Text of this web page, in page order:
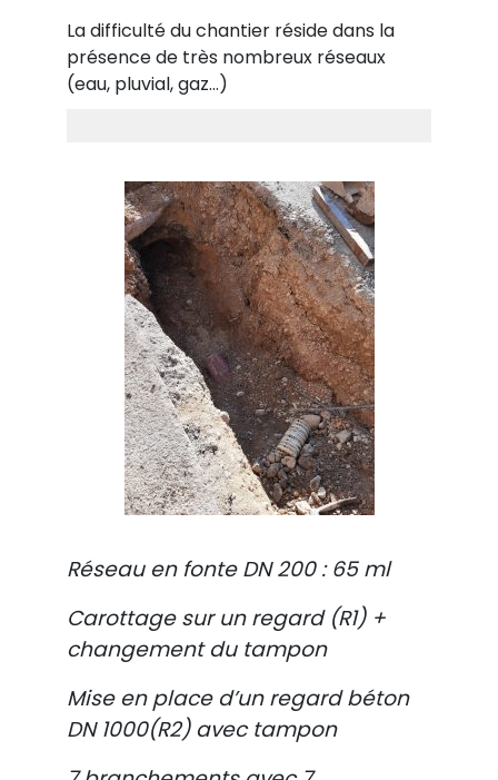
La difficulté du chantier réside dans la
présence de très nombreux réseaux
(eau, pluvial, gaz…)
Réseau en fonte DN 200 : 65 ml
Carottage sur un regard (R1) +
changement du tampon
Mise en place d’un regard béton
DN 1000(R2) avec tampon